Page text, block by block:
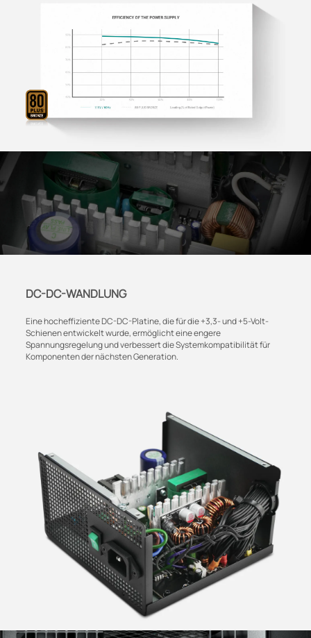
DC-DC-WANDLUNG
Eine hocheffiziente DC-DC-Platine, die für die +3,3- und +5-Volt-
Schienen entwickelt wurde, ermöglicht eine engere
Spannungsregelung und verbessert die Systemkompatibilität für
Komponenten der nächsten Generation.